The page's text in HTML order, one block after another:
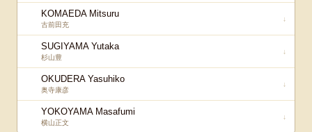
KOMAEDA Mitsuru
古前田充
↓
SUGIYAMA Yutaka
杉山豊
↓
OKUDERA Yasuhiko
奥寺康彦
↓
YOKOYAMA Masafumi
横山正文
↓